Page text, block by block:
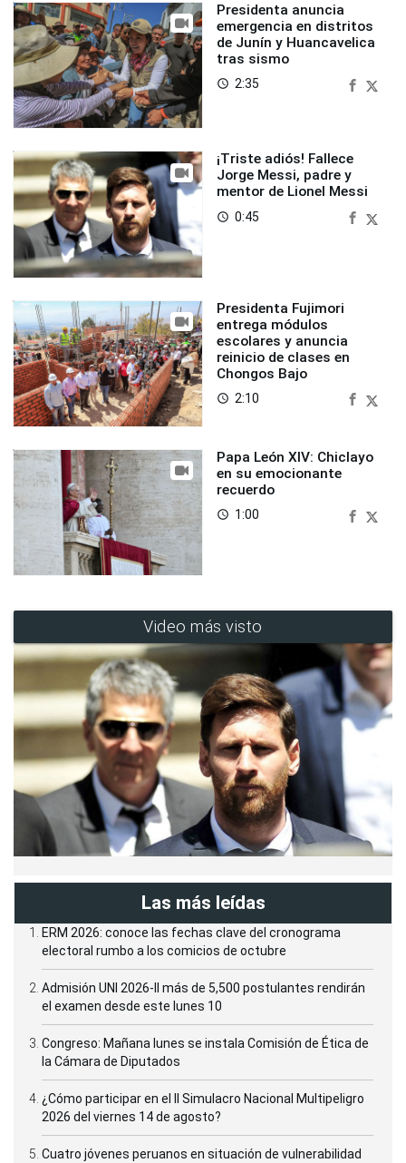
Presidenta anuncia
emergencia en distritos
de Junín y Huancavelica
tras sismo
access_time 2:35
¡Triste adiós! Fallece
Jorge Messi, padre y
mentor de Lionel Messi
access_time 0:45
Presidenta Fujimori
entrega módulos
escolares y anuncia
reinicio de clases en
Chongos Bajo
access_time 2:10
Papa León XIV: Chiclayo
en su emocionante
recuerdo
access_time 1:00
Video más visto
Las más leídas
ERM 2026: conoce las fechas clave del cronograma
electoral rumbo a los comicios de octubre
Admisión UNI 2026-II más de 5,500 postulantes rendirán
el examen desde este lunes 10
Congreso: Mañana lunes se instala Comisión de Ética de
la Cámara de Diputados
¿Cómo participar en el II Simulacro Nacional Multipeligro
2026 del viernes 14 de agosto?
Cuatro jóvenes peruanos en situación de vulnerabilidad